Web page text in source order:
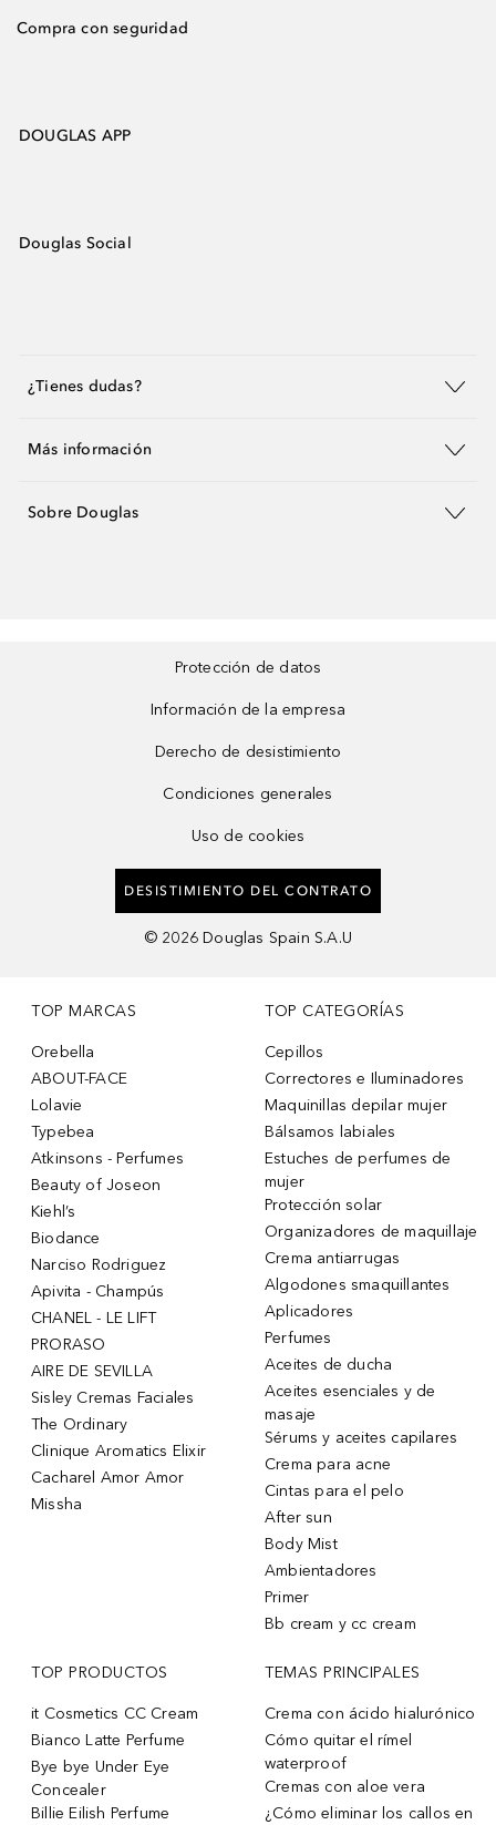
Compra con seguridad
DOUGLAS APP
Douglas Social
¿Tienes dudas?
Más información
Sobre Douglas
Protección de datos
Información de la empresa
Derecho de desistimiento
Condiciones generales
Uso de cookies
DESISTIMIENTO DEL CONTRATO
© 2026 Douglas Spain S.A.U
TOP MARCAS
Orebella
ABOUT-FACE
Lolavie
Typebea
Atkinsons - Perfumes
Beauty of Joseon
Kiehl’s
Biodance
Narciso Rodriguez
Apivita - Champús
CHANEL - LE LIFT
PRORASO
AIRE DE SEVILLA
Sisley Cremas Faciales
The Ordinary
Clinique Aromatics Elixir
Cacharel Amor Amor
Missha
TOP CATEGORÍAS
Cepillos
Correctores e Iluminadores
Maquinillas depilar mujer
Bálsamos labiales
Estuches de perfumes de
mujer
Protección solar
Organizadores de maquillaje
Crema antiarrugas
Algodones smaquillantes
Aplicadores
Perfumes
Aceites de ducha
Aceites esenciales y de
masaje
Sérums y aceites capilares
Crema para acne
Cintas para el pelo
After sun
Body Mist
Ambientadores
Primer
Bb cream y cc cream
TOP PRODUCTOS
it Cosmetics CC Cream
Bianco Latte Perfume
Bye bye Under Eye
Concealer
Billie Eilish Perfume
TEMAS PRINCIPALES
Crema con ácido hialurónico
Cómo quitar el rímel
waterproof
Cremas con aloe vera
¿Cómo eliminar los callos en